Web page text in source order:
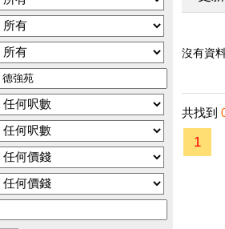
沒有資料
共找到
1